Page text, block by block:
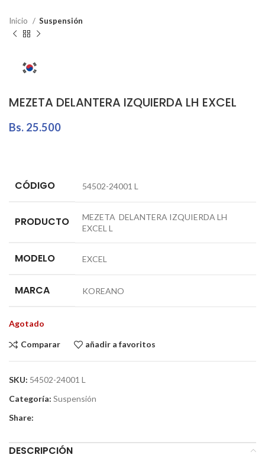
Inicio Suspensión
MEZETA DELANTERA IZQUIERDA LH EXCEL
Bs. 25.500
CÓDIGO 54502-24001 L
PRODUCTO
MEZETA DELANTERA IZQUIERDA LH
EXCEL L
MODELO EXCEL
MARCA KOREANO
Agotado
Comparar añadir a favoritos
SKU: 54502-24001 L
Categoría: Suspensión
Share:
DESCRIPCIÓN